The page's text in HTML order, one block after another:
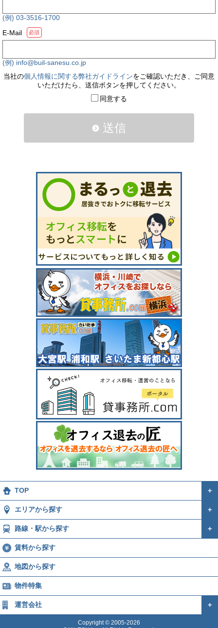
(例) 03-3516-1700
E-Mail
必須
(例) info@buil-sanesu.co.jp
当社の個人情報に関する弊社ガイドラインをご確認いただき、ご同意
いただけたら、送信ボタンを押してください。
同意する
送信
TOP ＋
エリアから探す ＋
路線・駅から探す ＋
賃料から探す
地図から探す
物件特集
運営会社 ＋
Copyright © 2005-2026